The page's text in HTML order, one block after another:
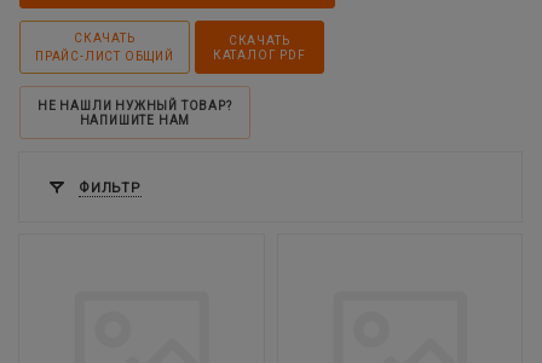
СКАЧАТЬ
ПРАЙС-ЛИСТ ОБЩИЙ
СКАЧАТЬ
КАТАЛОГ PDF
НЕ НАШЛИ НУЖНЫЙ ТОВАР?
НАПИШИТЕ НАМ
ФИЛЬТР